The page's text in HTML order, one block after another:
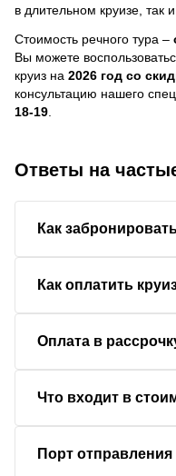
в длительном круизе, так
Стоимость речного тура –
Вы можете
круиз на 2026 год со
консультацию нашего
18-19
Ответы на
Как
Как оплатить
Оплата в
Что входит в
Порт